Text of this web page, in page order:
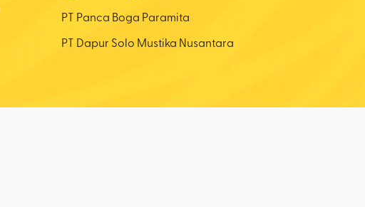
PT Panca Boga Paramita
PT Dapur Solo Mustika Nusantara